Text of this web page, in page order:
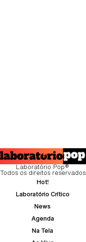
Laboratório Pop®
Todos os direitos reservados
Hot!
Laboratório Crítico
News
Agenda
Na Tela